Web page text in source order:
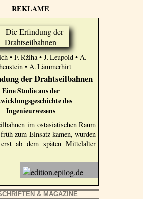
REKLAME
• F. Ržiha • J. Leupold • A.
• A. Lämmerhirt
der Drahtseilbahnen
Eine Studie aus der
des
Ingenieurwesens
im ostasiatischen Raum
zum Einsatz kamen, wurden
ab dem späten Mittelalter
& MAGAZINE